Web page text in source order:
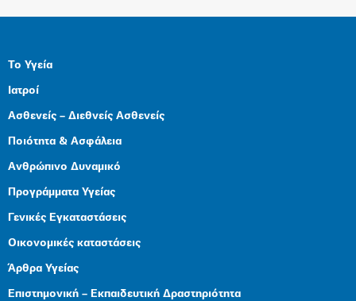
Το Υγεία
Ιατροί
Ασθενείς – Διεθνείς Ασθενείς
Ποιότητα & Ασφάλεια
Ανθρώπινο Δυναμικό
Προγράμματα Υγείας
Γενικές Εγκαταστάσεις
Οικονομικές καταστάσεις
Άρθρα Υγείας
Επιστημονική – Εκπαιδευτική Δραστηριότητα